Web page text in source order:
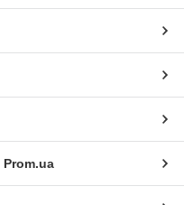
Prom.ua